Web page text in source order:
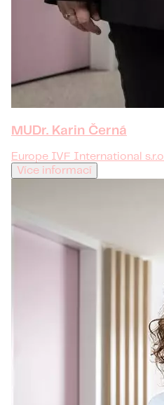
MUDr. Karin Černá
Europe IVF International
Více informací